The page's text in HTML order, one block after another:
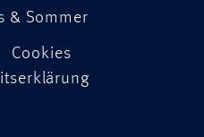
& Sommer
Cookies